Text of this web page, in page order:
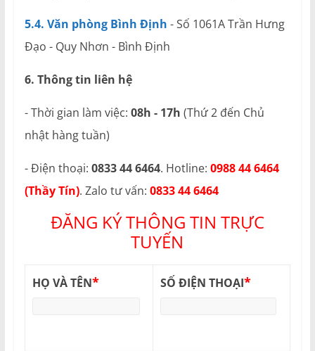
5.4. Văn phòng Bình Định - Số 1061A Trần Hưng
Đạo - Quy Nhơn - Bình Định
6. Thông tin liên hệ
- Thời gian làm việc: 08h - 17h (Thứ 2 đến Chủ
nhật hàng tuần)
- Điện thoại: 0833 44 6464. Hotline: 0988 44 6464
(Thầy Tín). Zalo tư vấn: 0833 44 6464
ĐĂNG KÝ THÔNG TIN TRỰC
TUYẾN
HỌ VÀ TÊN* SỐ ĐIỆN THOẠI*